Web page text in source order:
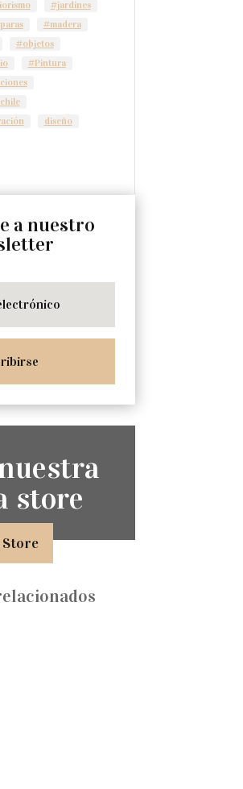
#jardines
#madera
#objetos
#Pintura
diseño
a nuestro
store
Store